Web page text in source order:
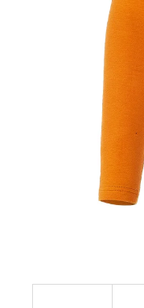
129 Kč